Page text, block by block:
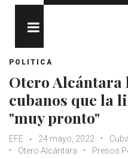
POLITICA
Otero Alcántara
cubanos que la
"muy pronto"
EFE 24 mayo, 2022 Cuba
Otero Alcántara
Presos